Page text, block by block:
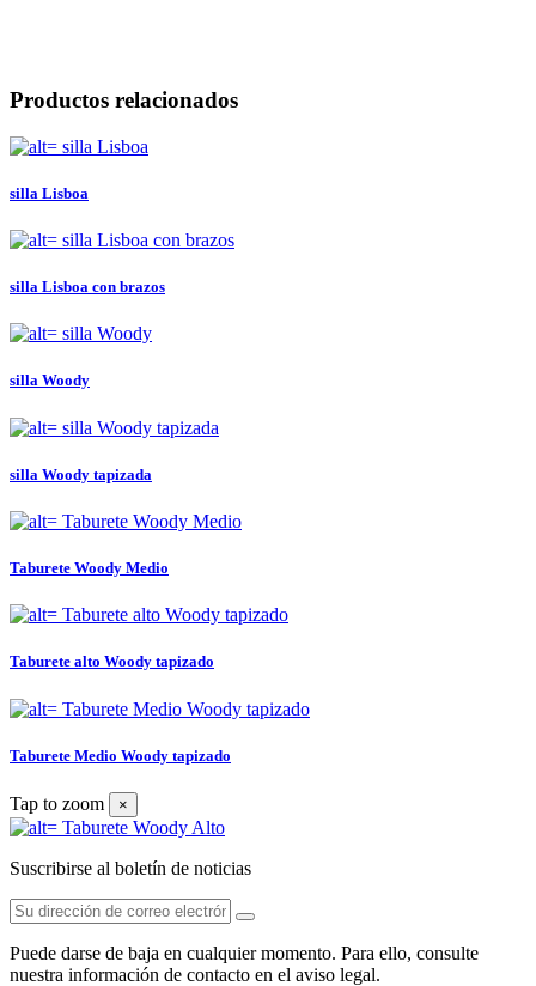
Productos relacionados
silla Lisboa
silla Lisboa con brazos
silla Woody
silla Woody tapizada
Taburete Woody Medio
Taburete alto Woody tapizado
Taburete Medio Woody tapizado
Tap to zoom ×
Suscribirse al boletín de noticias
Puede darse de baja en cualquier momento. Para ello, consulte
nuestra información de contacto en el aviso legal.